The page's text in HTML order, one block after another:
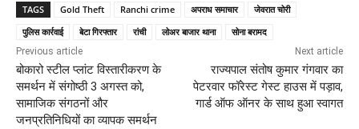
TAGS Gold Theft Ranchi crime अपराध समाचार
जेवरात चोरी
पुलिस कार्रवाई
बेटा गिरफ्तार रांची लोअर बाजार थाना सोना बरामद
Previous article
बोकारो स्टील प्लांट विस्तारीकरण के
समर्थन में संगोष्ठी 3 अगस्त को,
सामाजिक संगठनों और
जनप्रतिनिधियों का व्यापक समर्थन
Next article
राज्यपाल संतोष कुमार गंगवार का
पेटरवार फॉरेस्ट गेस्ट हाउस में पड़ाव,
गार्ड ऑफ ऑनर के साथ हुआ स्वागत